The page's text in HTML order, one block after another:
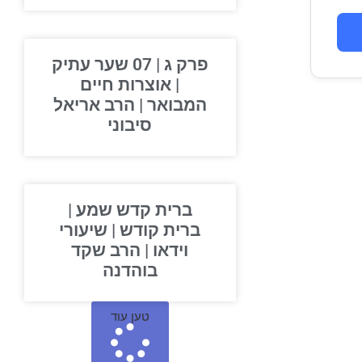
פרק ג | 07 שער עתיק
| אוצרות חיים
המבואר | הרב אריאל
סיבוני
ברית קדש שמע |
ברית קודש | שיעורי
וידאו | הרב שקד
בוהדנה
טען עוד